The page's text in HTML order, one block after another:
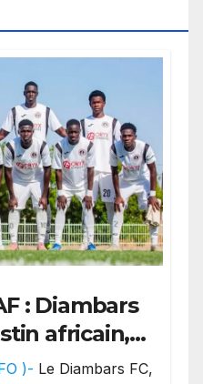
: Diambars
africain,
son premier
)- Le Diambars FC,